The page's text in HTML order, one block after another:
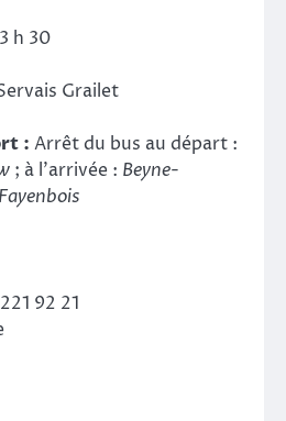
3 h 30
Grailet
: Arrêt du bus au départ :
; à l’arrivée : Beyne-
92 21